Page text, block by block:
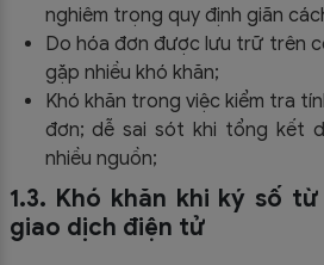
nghiêm trọng quy định giãn
Do hóa đơn được lưu trữ trên
gặp nhiều khó khăn;
Khó khăn trong việc kiểm tra
đơn; dễ sai sót khi tổng kết
nhiều nguồn;
1.3. Khó khăn khi ký số
giao dịch điện tử